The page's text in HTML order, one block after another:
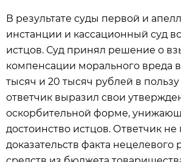
В результате суды первой и
инстанции и кассационный суд
истцов. Суд принял решение о
компенсации морального вреда
тысяч и 20 тысяч рублей в пользу
ответчик выразил свои
оскорбительной форме,
достоинство истцов. Ответчик не
доказательств факта нецелевого